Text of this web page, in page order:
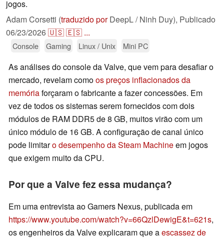
jogos.
Adam Corsetti (traduzido porDeepL / Ninh Duy), Publicado
06/23/2026🇺🇸🇪🇸 ...
Console Gaming Linux / Unix Mini PC
As análises do console da Valve, que vem para desafiar o
mercado, revelam comoos preços inflacionados da
memóriaforçaram o fabricante a fazer concessões. Em
vez de todos os sistemas serem fornecidos com dois
módulos de RAM DDR5 de 8 GB, muitos virão com um
único módulo de 16 GB. A configuração de canal único
pode limitaro desempenho da Steam Machineem jogos
que exigem muito da CPU.
Por que a Valve fez essa mudança?
Em uma entrevista ao Gamers Nexus, publicada em
https://www.youtube.com/watch?v=66QzlDewigE&t=621s,
os engenheiros da Valve explicaram que aescassez de